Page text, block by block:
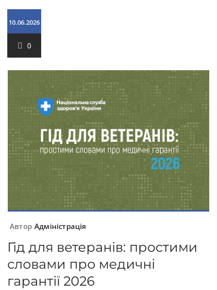
10.06.2026
0
Автор Адміністрація
Гід для ветеранів: простими
словами про медичні
гарантії 2026